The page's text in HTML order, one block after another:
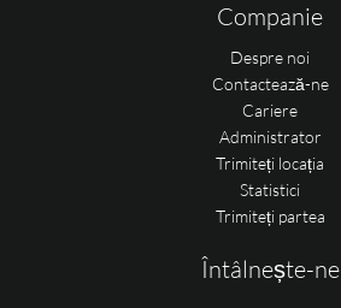
Companie
Despre noi
Contactează-ne
Cariere
Administrator
Trimiteți locația
Statistici
Trimiteți partea
Întâlnește-ne